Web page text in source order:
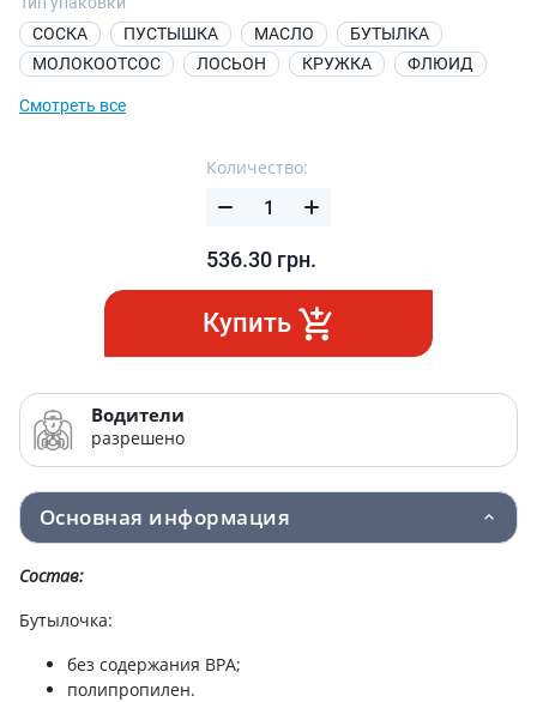
СОСКА
ПУСТЫШКА МАСЛО
БУТЫЛКА
МОЛОКООТСОС
ЛОСЬОН КРУЖКА ФЛЮИД
Смотреть все
Количество:
536.30 грн.
Купить
Водители
разрешено
Основная информация
Состав:
Бутылочка:
без содержания BPA;
полипропилен.